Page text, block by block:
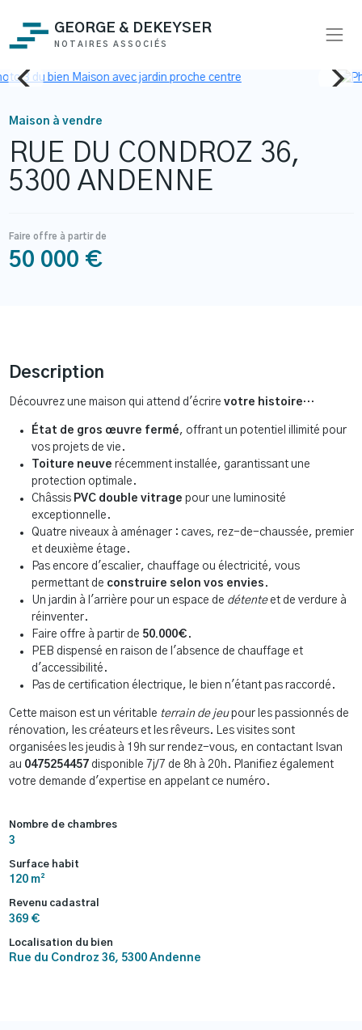
GEORGE & DEKEYSER
NOTAIRES ASSOCIÉS
Maison à vendre
RUE DU CONDROZ 36,
5300 ANDENNE
Faire offre à partir de
50 000 €
Description
Découvrez une maison qui attend d'écrire votre histoire…
État de gros œuvre fermé, offrant un potentiel illimité pour
vos projets de vie.
Toiture neuve récemment installée, garantissant une
protection optimale.
Châssis PVC double vitrage pour une luminosité
exceptionnelle.
Quatre niveaux à aménager : caves, rez-de-chaussée, premier
et deuxième étage.
Pas encore d'escalier, chauffage ou électricité, vous
permettant de construire selon vos envies .
Un jardin à l'arrière pour un espace de détenteet de verdure à
réinventer.
Faire offre à partir de 50.000€ .
PEB dispensé en raison de l'absence de chauffage et
d'accessibilité.
Pas de certification électrique, le bien n'étant pas raccordé.
Cette maison est un véritable terrain de jeupour les passionnés de
rénovation, les créateurs et les rêveurs. Les visites sont
organisées les jeudis à 19h sur rendez-vous, en contactant Isvan
au 0475254457disponible 7j/7 de 8h à 20h. Planifiez également
votre demande d'expertise en appelant ce numéro.
Nombre de chambres
3
Surface habit
120 m²
Revenu cadastral
369 €
Localisation du bien
Rue du Condroz 36, 5300 Andenne